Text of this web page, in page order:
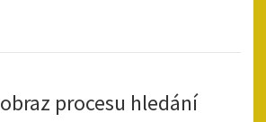
procesu hledání